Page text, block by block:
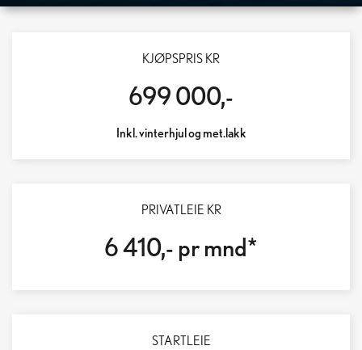
LENGRE REKKEVIDDE – RASKERE LADING – DOBLET HENGERVEKT
KJØPSPRIS KR
699 000,-
Inkl. vinterhjul og met.lakk
PRIVATLEIE KR
6 410,- pr mnd*
STARTLEIE